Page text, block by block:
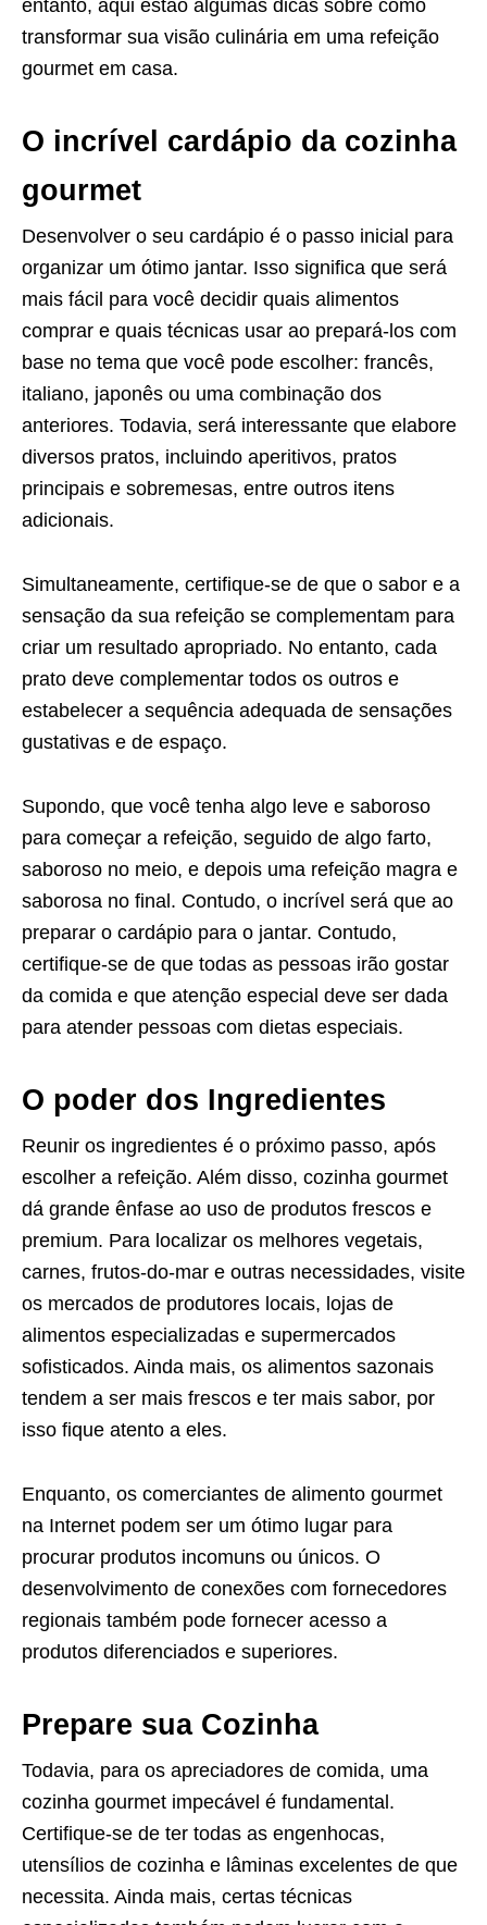
entanto, aqui estão algumas dicas sobre como
transformar sua visão culinária em uma refeição
gourmet em casa.
O incrível cardápio da cozinha
gourmet
Desenvolver o seu cardápio é o passo inicial para
organizar um ótimo jantar. Isso significa que será
mais fácil para você decidir quais alimentos
comprar e quais técnicas usar ao prepará-los com
base no tema que você pode escolher: francês,
italiano, japonês ou uma combinação dos
anteriores. Todavia, será interessante que elabore
diversos pratos, incluindo aperitivos, pratos
principais e sobremesas, entre outros itens
adicionais.
Simultaneamente, certifique-se de que o sabor e a
sensação da sua refeição se complementam para
criar um resultado apropriado. No entanto, cada
prato deve complementar todos os outros e
estabelecer a sequência adequada de sensações
gustativas e de espaço.
Supondo, que você tenha algo leve e saboroso
para começar a refeição, seguido de algo farto,
saboroso no meio, e depois uma refeição magra e
saborosa no final. Contudo, o incrível será que ao
preparar o cardápio para o jantar. Contudo,
certifique-se de que todas as pessoas irão gostar
da comida e que atenção especial deve ser dada
para atender pessoas com dietas especiais.
O poder dos Ingredientes
Reunir os ingredientes é o próximo passo, após
escolher a refeição. Além disso, cozinha gourmet
dá grande ênfase ao uso de produtos frescos e
premium. Para localizar os melhores vegetais,
carnes, frutos-do-mar e outras necessidades, visite
os mercados de produtores locais, lojas de
alimentos especializadas e supermercados
sofisticados. Ainda mais, os alimentos sazonais
tendem a ser mais frescos e ter mais sabor, por
isso fique atento a eles.
Enquanto, os comerciantes de alimento gourmet
na Internet podem ser um ótimo lugar para
procurar produtos incomuns ou únicos. O
desenvolvimento de conexões com fornecedores
regionais também pode fornecer acesso a
produtos diferenciados e superiores.
Prepare sua Cozinha
Todavia, para os apreciadores de comida, uma
cozinha gourmet impecável é fundamental.
Certifique-se de ter todas as engenhocas,
utensílios de cozinha e lâminas excelentes de que
necessita. Ainda mais, certas técnicas